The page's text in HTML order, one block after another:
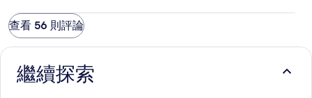
Google Images mislead you to think that the entire building is
the hotel. There are no signs for parking, I had to find a safe
spot to double park, go to the 13th floor to speak to the staff
hotel doesn't offer parking, the least they could offer is nearby
parking suggestions. They were clueless and one girl just left
查看 56 則評論
繼續探索